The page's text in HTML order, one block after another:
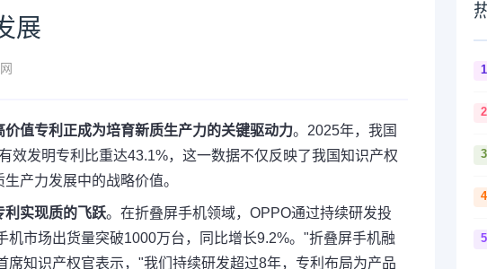
展
价值专利正成为培育新质生产力的关键驱动力。2025年，我国
效发明专利比重达43.1%，这一数据不仅反映了我国知识产权
产力发展中的战略价值。
利实现质的飞跃。在折叠屏手机领域，OPPO通过持续研发投
市场出货量突破1000万台，同比增长9.2%。"折叠屏手机融
知识产权官表示，"我们持续研发超过8年，专利布局为产品
1
2
3
4
5